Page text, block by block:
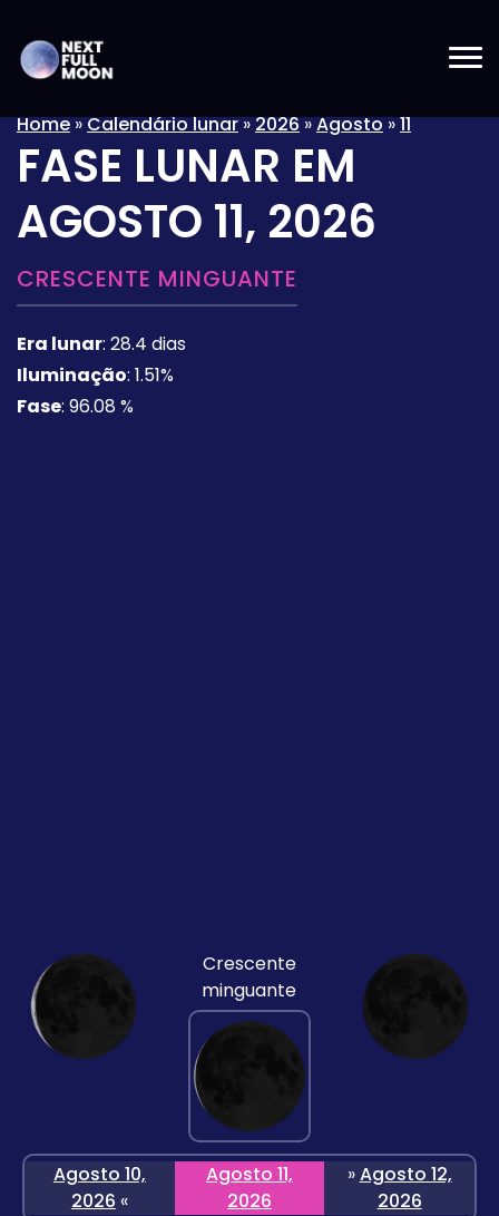
Home»Calendário lunar»2026»Agosto»11
FASE LUNAR EM
AGOSTO 11, 2026
CRESCENTE MINGUANTE
Era lunar: 28.4 dias
Iluminação: 1.51%
Fase: 96.08 %
Crescente
minguante
Agosto 10,
2026 «
Agosto 11,
2026
»Agosto 12,
2026